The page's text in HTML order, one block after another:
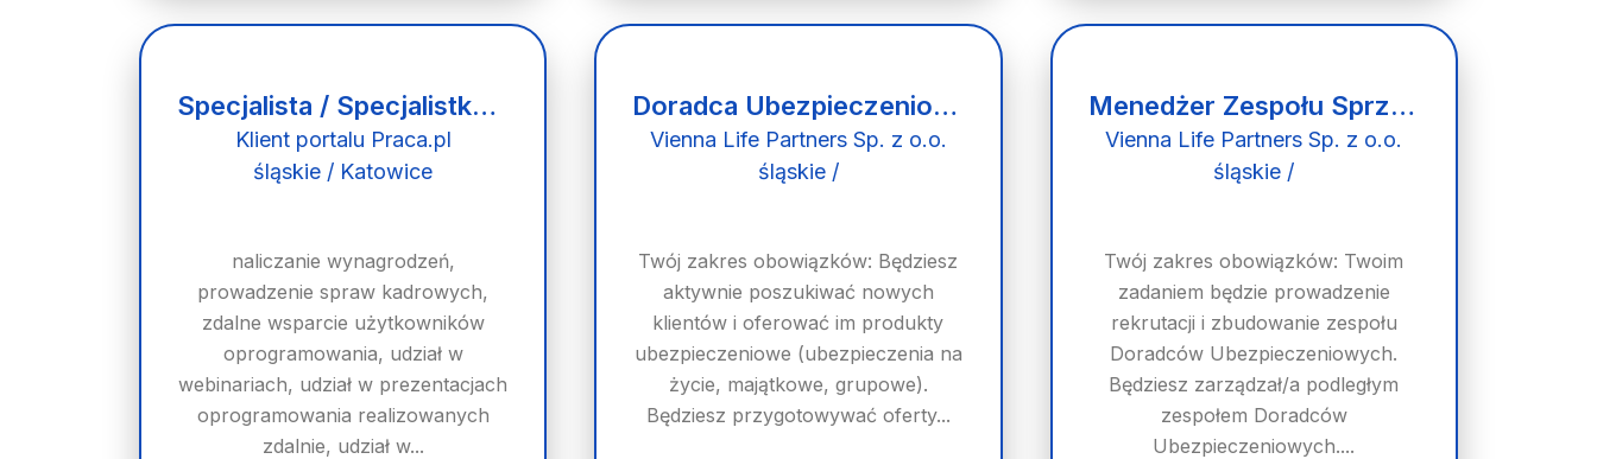
Specjalista / Specjalistka ds. Płac
Klient portalu Praca.pl
śląskie / Katowice
naliczanie wynagrodzeń,
prowadzenie spraw kadrowych,
zdalne wsparcie użytkowników
oprogramowania, udział w
webinariach, udział w prezentacjach
oprogramowania realizowanych
zdalnie, udział w...
Doradca Ubezpieczeniowy
Vienna Life Partners Sp. z o.o.
śląskie /
Twój zakres obowiązków: Będziesz
aktywnie poszukiwać nowych
klientów i oferować im produkty
ubezpieczeniowe (ubezpieczenia na
życie, majątkowe, grupowe).
Będziesz przygotowywać oferty...
Menedżer Zespołu Sprzedaży
Vienna Life Partners Sp. z o.o.
śląskie /
Twój zakres obowiązków: Twoim
zadaniem będzie prowadzenie
rekrutacji i zbudowanie zespołu
Doradców Ubezpieczeniowych.
Będziesz zarządzał/a podległym
zespołem Doradców
Ubezpieczeniowych....